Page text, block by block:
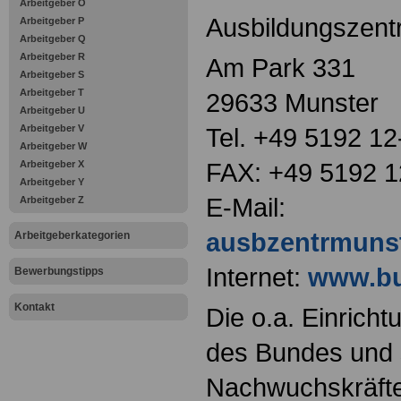
Arbeitgeber O
Arbeitgeber P
Arbeitgeber Q
Arbeitgeber R
Arbeitgeber S
Arbeitgeber T
Arbeitgeber U
Arbeitgeber V
Arbeitgeber W
Arbeitgeber X
Arbeitgeber Y
Arbeitgeber Z
Arbeitgeberkategorien
Bewerbungstipps
Kontakt
Am Park 331
29633 Munster
Tel. +49 5192
FAX: +49 5192
E-Mail:
Internet:
Die o.a.
des Bundes und